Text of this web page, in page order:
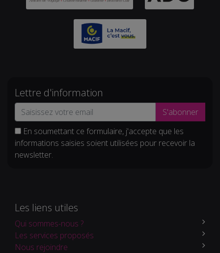
Lettre d'information
S'abonner
En soumettant ce formulaire, j'accepte que les
informations saisies soient utilisées pour recevoir la
newsletter.
Les liens utiles
Qui sommes-nous ?
Les services proposés
Nous rejoindre